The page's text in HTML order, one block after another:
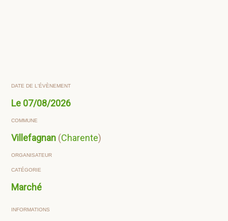
DATE DE L'ÉVÈNEMENT
Le 07/08/2026
COMMUNE
Villefagnan (Charente)
ORGANISATEUR
CATÉGORIE
Marché
INFORMATIONS